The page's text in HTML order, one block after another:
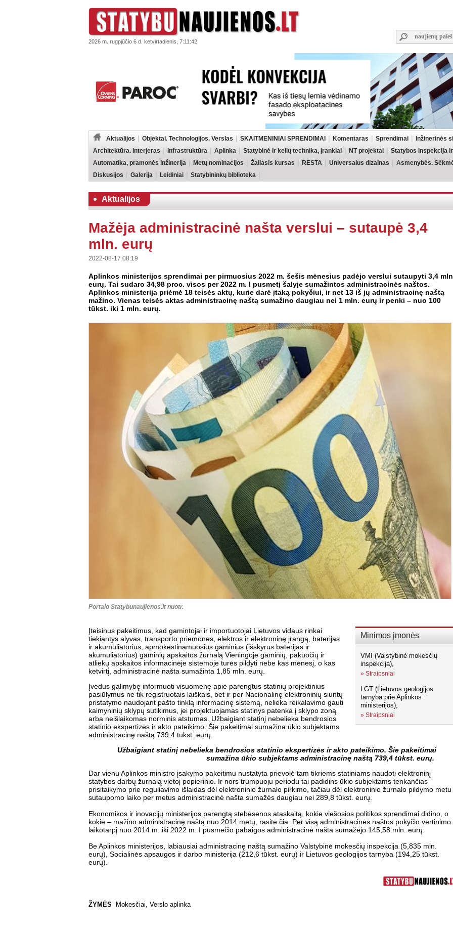
2026 m. rugpjūčio 6 d. ketvirtadienis, 7:11:42
Aktualijos Objektai. Technologijos. Verslas SKAITMENINIAI SPRENDIMAI Komentaras Sprendimai
Inžinerinės
Architektūra. Interjeras
Infrastruktūra Aplinka Statybinė ir kelių technika, įrankiai NT projektai
Statybos inspekcija
Automatika, pramonės inžinerija
Metų nominacijos Žaliasis kursas RESTA Universalus dizainas
Asmenybės.
Diskusijos
Galerija Leidiniai Statybininkų biblioteka
Aktualijos
Mažėja administracinė našta verslui – sutaupė 3,4
mln. eurų
2022-08-17 08:19
Aplinkos ministerijos sprendimai per pirmuosius 2022 m. šešis mėnesius padėjo verslui sutaupyti 3,4
eurų. Tai sudaro 34,98 proc. visos per 2022 m. I pusmetį šalyje sumažintos administracinės naštos.
Aplinkos ministerija priėmė 18 teisės aktų, kurie darė įtaką pokyčiui, ir net 13 iš jų administracinę naštą
mažino. Vienas teisės aktas administracinę naštą sumažino daugiau nei 1 mln. eurų ir penki – nuo 100
tūkst. iki 1 mln. eurų.
Portalo Statybunaujienos.lt nuotr.
Minimos įmonės
VMI (Valstybinė mokesčių
inspekcija),
» Straipsniai
LGT (Lietuvos geologijos
tarnyba prie Aplinkos
ministerijos),
» Straipsniai
Įteisinus pakeitimus, kad gamintojai ir importuotojai Lietuvos vidaus rinkai
tiekiantys alyvas, transporto priemones, elektros ir elektroninę įrangą, baterijas
ir akumuliatorius, apmokestinamuosius gaminius (išskyrus baterijas ir
akumuliatorius) gaminių apskaitos žurnalą Vieningoje gaminių, pakuočių ir
atliekų apskaitos informacinėje sistemoje turės pildyti nebe kas mėnesį, o kas
ketvirtį, administracinė našta sumažinta 1,85 mln. eurų.
Įvedus galimybę informuoti visuomenę apie parengtus statinių projektinius
pasiūlymus ne tik registruotais laiškais, bet ir per Nacionalinę elektroninių siuntų
pristatymo naudojant pašto tinklą informacinę sistemą, nelieka reikalavimo gauti
kaimyninių sklypų sutikimus, jei projektuojamas statinys patenka į sklypo zoną
arba neišlaikomas norminis atstumas. Užbaigiant statinį nebelieka bendrosios
statinio ekspertizės ir akto pateikimo. Šie pakeitimai sumažina ūkio subjektams
administracinę naštą 739,4 tūkst. eurų.
Užbaigiant statinį nebelieka bendrosios statinio ekspertizės ir akto pateikimo. Šie pakeitimai
sumažina ūkio subjektams administracinę naštą 739,4 tūkst. eurų.
Dar vienu Aplinkos ministro įsakymo pakeitimu nustatyta prievolė tam tikriems statiniams naudoti elektroninį
statybos darbų žurnalą vietoj popierinio. Ir nors trumpuoju periodu tai padidins ūkio subjektams tenkančias
prisitaikymo prie reguliavimo išlaidas dėl elektroninio žurnalo pirkimo, tačiau dėl elektroninio žurnalo pildymo metu
sutaupomo laiko per metus administracinė našta sumažės daugiau nei 289,8 tūkst. eurų.
Ekonomikos ir inovacijų ministerijos parengtą stebėsenos ataskaitą, kokie viešosios politikos sprendimai didino, o
kokie – mažino administracinę naštą nuo 2014 metų, rasite čia. Per visą administracinės naštos pokyčio vertinimo
laikotarpį nuo 2014 m. iki 2022 m. I pusmečio pabaigos administracinė našta sumažėjo 145,58 mln. eurų.
Be Aplinkos ministerijos, labiausiai administracinę naštą sumažino Valstybinė mokesčių inspekcija (5,835 mln.
eurų), Socialinės apsaugos ir darbo ministerija (212,6 tūkst. eurų) ir Lietuvos geologijos tarnyba (194,25 tūkst.
eurų).
ŽYMĖS Mokesčiai, Verslo aplinka